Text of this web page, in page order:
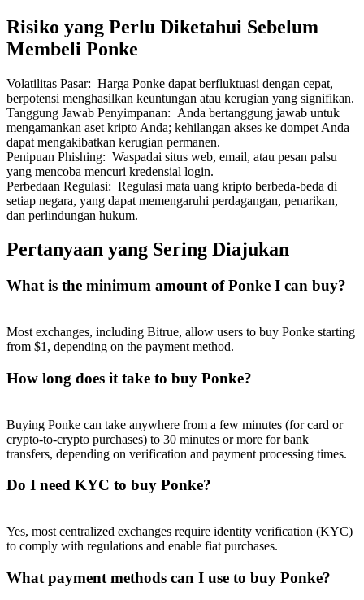
Risiko yang Perlu Diketahui Sebelum
Membeli Ponke
Volatilitas Pasar: Harga Ponke dapat berfluktuasi dengan cepat,
berpotensi menghasilkan keuntungan atau kerugian yang signifikan.
Tanggung Jawab Penyimpanan: Anda bertanggung jawab untuk
mengamankan aset kripto Anda; kehilangan akses ke dompet Anda
dapat mengakibatkan kerugian permanen.
Penipuan Phishing: Waspadai situs web, email, atau pesan palsu
yang mencoba mencuri kredensial login.
Perbedaan Regulasi: Regulasi mata uang kripto berbeda-beda di
setiap negara, yang dapat memengaruhi perdagangan, penarikan,
dan perlindungan hukum.
Pertanyaan yang Sering Diajukan
What is the minimum amount of Ponke I can buy?
Most exchanges, including Bitrue, allow users to buy Ponke starting
from $1, depending on the payment method.
How long does it take to buy Ponke?
Buying Ponke can take anywhere from a few minutes (for card or
crypto-to-crypto purchases) to 30 minutes or more for bank
transfers, depending on verification and payment processing times.
Do I need KYC to buy Ponke?
Yes, most centralized exchanges require identity verification (KYC)
to comply with regulations and enable fiat purchases.
What payment methods can I use to buy Ponke?